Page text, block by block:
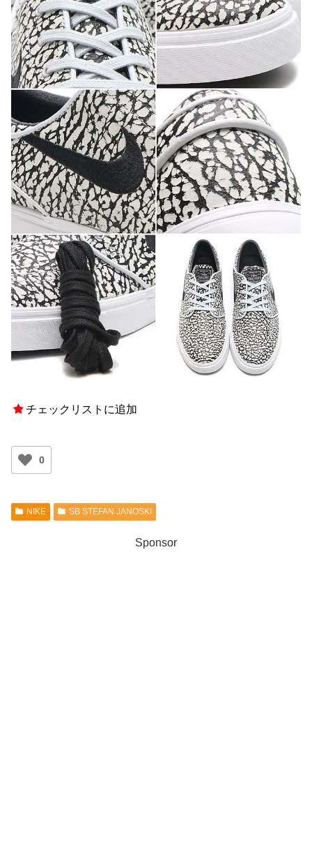
チェックリストに追加
0
NIKE SB STEFAN JANOSKI
Sponsor